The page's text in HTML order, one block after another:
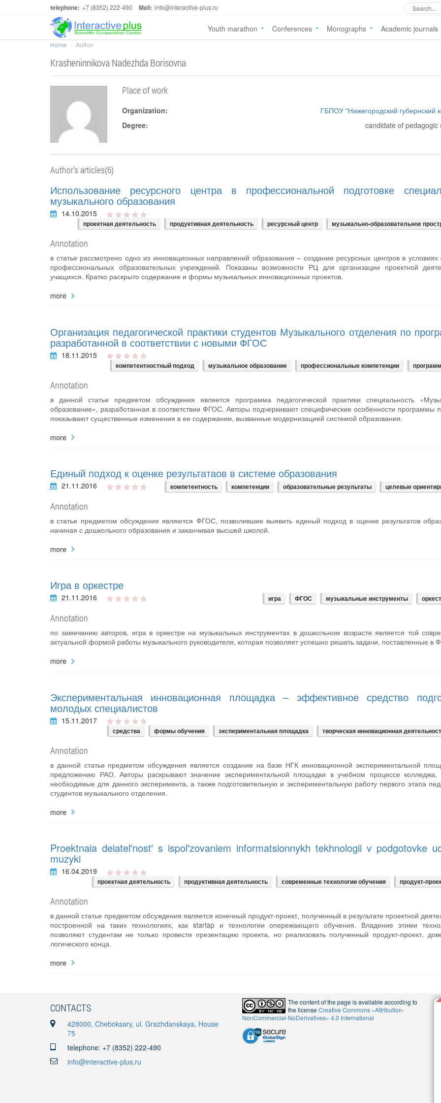
telephone: +7 (8352) 222-490 Mail: info@interactive-plus.ru
Youth marathon Conferences Monographs Academic journals
Home Author
Krasheninnikova Nadezhda Borisovna
Place of work
Organization:
ГБПОУ "Нижегородский губернский
Degree:
candidate of pedagogic
Author's articles(6)
Использование ресурсного центра в профессиональной подготовке
музыкального образования
14.10.2015
проектная деятельность продуктивная деятельность ресурсный центр музыкально-образовательное
Annotation
в статье рассмотрено одно из инновационных направлений образования – создание ресурсных центров в условиях
профессиональных образовательных учреждений. Показаны возможности РЦ для организации проектной
учащихся. Кратко раскрыто содержание и формы музыкальных инновационных проектов.
more
Организация педагогической практики студентов Музыкального отделения по
разработанной в соответствии с новыми ФГОС
18.11.2015
компетентностный подход музыкальное образование профессиональные компетенции
Annotation
в данной статье предметом обсуждения является программа педагогической практики специальность
образование», разработанная в соответствии ФГОС. Авторы подчеркивают специфические особенности программы
показывают существенные изменения в ее содержании, вызванные модернизацией системой образования.
more
Единый подход к оценке результатаов в системе образования
21.11.2016 компетентность компетенции образовательные результаты целевые
Annotation
в статье предметом обсуждения являются ФГОС, позволившие выявить единый подход в оценке результатов
начиная с дошкольного образования и заканчивая высшей школой.
more
Игра в оркестре
21.11.2016 игра ФГОС музыкальные инструменты
Annotation
по замечанию авторов, игра в оркестре на музыкальных инструментах в дошкольном возрасте является той
актуальной формой работы музыкального руководителя, которая позволяет успешно решать задачи, поставленные в
more
Экспериментальная инновационная площадка – эффективное средство
молодых специалистов
15.11.2017
средства формы обучения экспериментальная площадка творческая инновационная
Annotation
в данной статье предметом обсуждения является создание на базе НГК инновационной экспериментальной
предложению РАО. Авторы раскрывают значение экспериментальной площадки в учебном процессе колледжа,
необходимые для данного эксперимента, а также подготовительную и экспериментальную работу первого этапа
студентов музыкального отделения.
more
Proektnaia deiatel'nost' s ispol'zovaniem informatsionnykh tekhnologii v podgotovke
muzyki
16.04.2019
проектная деятельность продуктивная деятельность современные технологии обучения продукт-
Annotation
в данной статье предметом обсуждения является конечный продукт-проект, полученный в результате проектной
построенной на таких технологиях, как startap и технологии опережающего обучения. Владение этими
позволяют студентам не только провести презентацию проекта, но реализовать полученный продукт-проект,
логического конца.
more
CONTACTS
428000, Cheboksary, ul. Grazhdanskaya, House
75
telephone: +7 (8352) 222-490
info@interactive-plus.ru
The content of the page is available according to
the licenseCreative Commons «Attribution-
NonCommercial-NoDerivatives» 4.0 International